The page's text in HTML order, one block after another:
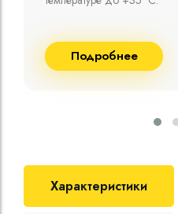
Подробнее
Характеристики